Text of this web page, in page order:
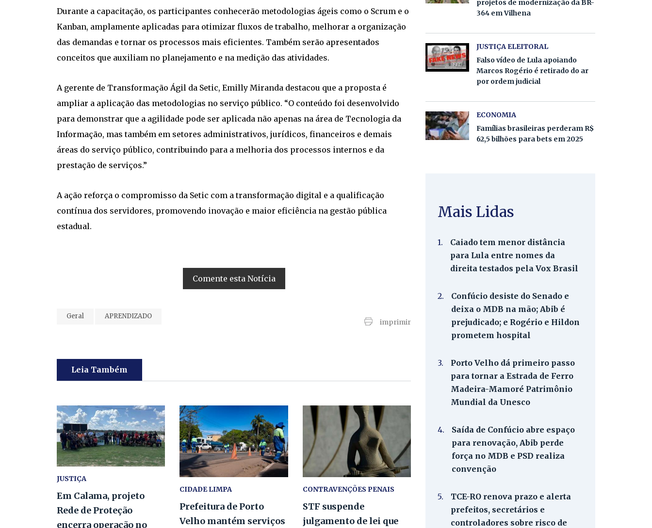
Durante a capacitação, os participantes conhecerão metodologias ágeis como o Scrum e o
Kanban, amplamente aplicadas para otimizar fluxos de trabalho, melhorar a organização
das demandas e tornar os processos mais eficientes. Também serão apresentados
conceitos que auxiliam no planejamento e na medição das atividades.
A gerente de Transformação Ágil da Setic, Emilly Miranda destacou que a proposta é
ampliar a aplicação das metodologias no serviço público. “O conteúdo foi desenvolvido
para demonstrar que a agilidade pode ser aplicada não apenas na área de Tecnologia da
Informação, mas também em setores administrativos, jurídicos, financeiros e demais
áreas do serviço público, contribuindo para a melhoria dos processos internos e da
prestação de serviços.”
A ação reforça o compromisso da Setic com a transformação digital e a qualificação
contínua dos servidores, promovendo inovação e maior eficiência na gestão pública
estadual.
Comente esta Notícia
Geral APRENDIZADO
imprimir
Leia Também
JUSTIÇA
Em Calama, projeto
Rede de Proteção
encerra operação no
CIDADE LIMPA
Prefeitura de Porto
Velho mantém serviços
CONTRAVENÇÕES PENAIS
STF suspende
julgamento de lei que
projetos de modernização da BR-
364 em Vilhena
JUSTIÇA ELEITORAL
Falso vídeo de Lula apoiando
Marcos Rogério é retirado do ar
por ordem judicial
ECONOMIA
Famílias brasileiras perderam R$
62,5 bilhões para bets em 2025
Mais Lidas
1.
Caiado tem menor distância
para Lula entre nomes da
direita testados pela Vox Brasil
2.
Confúcio desiste do Senado e
deixa o MDB na mão; Abib é
prejudicado; e Rogério e Hildon
prometem hospital
3.
Porto Velho dá primeiro passo
para tornar a Estrada de Ferro
Madeira-Mamoré Patrimônio
Mundial da Unesco
4.
Saída de Confúcio abre espaço
para renovação, Abib perde
força no MDB e PSD realiza
convenção
5.
TCE-RO renova prazo e alerta
prefeitos, secretários e
controladores sobre risco de